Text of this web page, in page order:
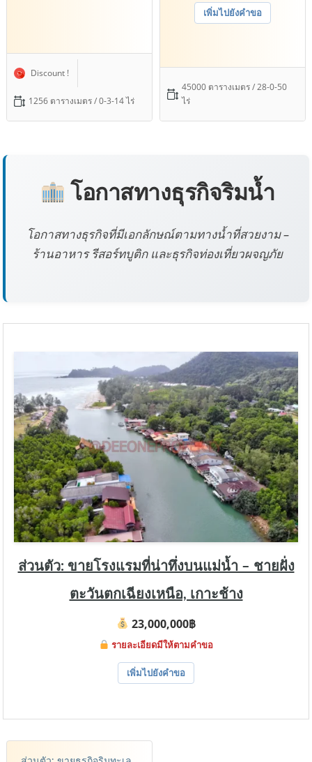
Discount !
1256 ตารางเมตร / 0-3-14 ไร่
เพิ่มไปยังคำขอ
45000 ตารางเมตร / 28-0-50
ไร่
โอกาสทางธุรกิจริมน้ำ
โอกาสทางธุรกิจที่มีเอกลักษณ์ตามทางน้ำที่สวยงาม –
ร้านอาหาร รีสอร์ทบูติก และธุรกิจท่องเที่ยวผจญภัย
ส่วนตัว: ขายโรงแรมที่น่าทึ่งบนแม่น้ำ – ชายฝั่ง
ตะวันตกเฉียงเหนือ, เกาะช้าง
23,000,000฿
รายละเอียดมีให้ตามคำขอ
เพิ่มไปยังคำขอ